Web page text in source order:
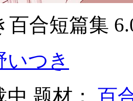
百合短篇集
いつき
中 题材： 百